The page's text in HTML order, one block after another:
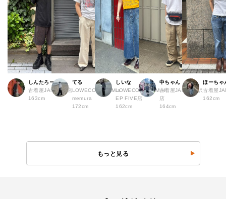
しんたろー
古着屋JAM 仙台店
163cm
てる
LOWECO by JAM a
memura
172cm
しいな
LOWECO by JAM H
EP FIVE店
162cm
中ちゃん
古着屋JAM 下北沢
店
164cm
ほーちゃ
古着屋
162cm
もっと見る